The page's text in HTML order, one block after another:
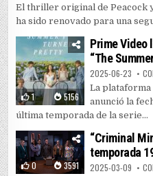
El thriller original de Peacock
ha sido renovado para una
1 5156
Prime Video
“The
2025-06-23
La
anunció la
última temporada de la serie...
0 3591
“Criminal
temporada
2025-03-09